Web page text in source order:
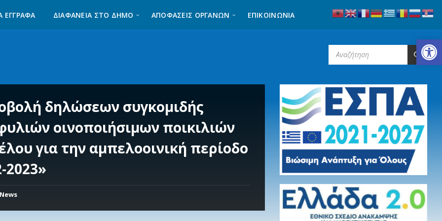
Ανοίξτε τη γραμμή εργαλείων
ΈΓΓΡΑΦΑ ΔΙΑΦΆΝΕΙΑ ΣΤΟ ΔΉΜΟ ΑΠΟΦΑΣΕΙΣ ΟΡΓΑΝΩΝ ΕΠΙΚΟΙΝΩΝΊΑ
δηλώσεων συγκομιδής
οινοποιήσιμων ποικιλιών
για την αμπελοοινική περίοδο
2023»
News